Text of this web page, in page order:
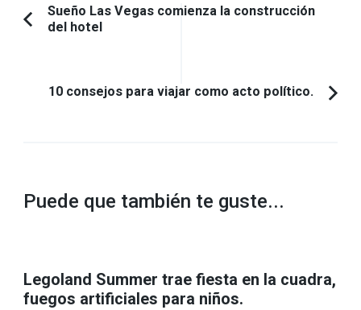
Navegación
Artículo
Sueño Las Vegas comienza la construcción
del hotel
10 consejos para viajar como acto político.
Puede que también te guste...
Legoland Summer trae fiesta en la cuadra,
fuegos artificiales para niños.